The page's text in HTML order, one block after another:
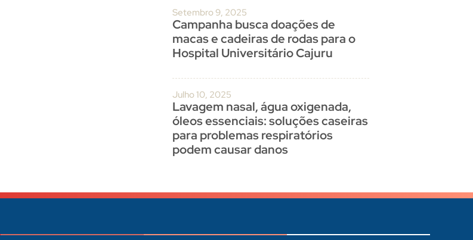
Setembro 9, 2025
Campanha busca doações de
macas e cadeiras de rodas para o
Hospital Universitário Cajuru
Julho 10, 2025
Lavagem nasal, água oxigenada,
óleos essenciais: soluções caseiras
para problemas respiratórios
podem causar danos